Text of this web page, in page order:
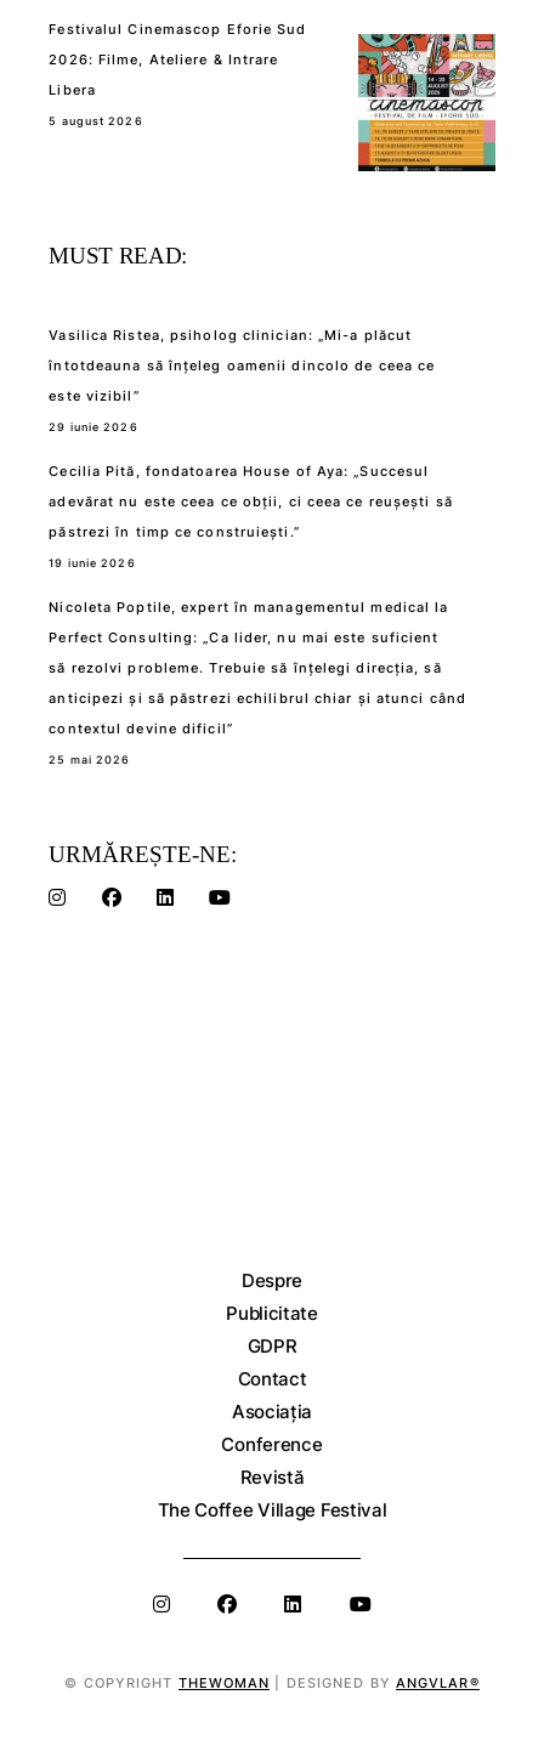
Festivalul Cinemascop Eforie Sud
2026: Filme, Ateliere & Intrare
Libera
5 august 2026
MUST READ:
Vasilica Ristea, psiholog clinician: „Mi-a plăcut
întotdeauna să înțeleg oamenii dincolo de ceea ce
este vizibil”
29 iunie 2026
Cecilia Pită, fondatoarea House of Aya: „Succesul
adevărat nu este ceea ce obții, ci ceea ce reușești să
păstrezi în timp ce construiești.”
19 iunie 2026
Nicoleta Poptile, expert în managementul medical la
Perfect Consulting: „Ca lider, nu mai este suficient
să rezolvi probleme. Trebuie să înțelegi direcția, să
anticipezi și să păstrezi echilibrul chiar și atunci când
contextul devine dificil”
25 mai 2026
URMĂREȘTE-NE:
Despre
Publicitate
GDPR
Contact
Asociația
Conference
Revistă
The Coffee Village Festival
© COPYRIGHT THEWOMAN | DESIGNED BY ANGVLAR®